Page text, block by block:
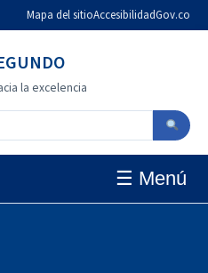
Mapa del sitioAccesibilidadGov.co
la excelencia
☰ Menú